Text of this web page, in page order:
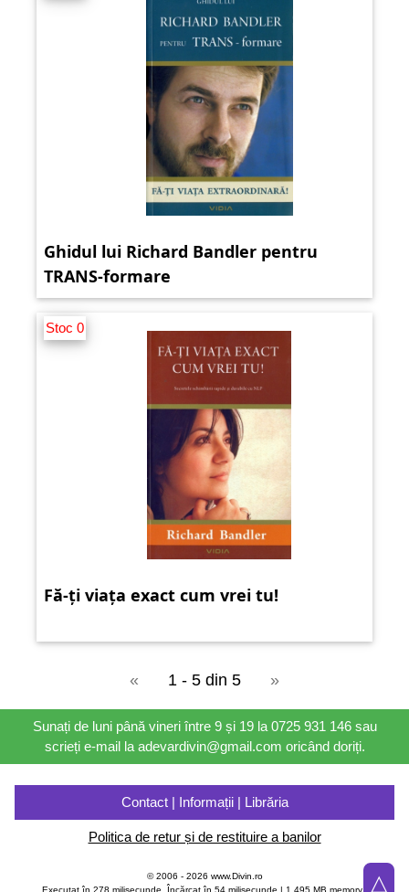
Ghidul lui Richard Bandler pentru
TRANS-formare
Stoc 0
Fă-ți viața exact cum vrei tu!
« 1 - 5 din 5 »
Sunați de luni până vineri între 9 și 19 la 0725 931 146 sau
scrieți e-mail la adevardivin@gmail.com oricând doriți.
Contact | Informații | Librăria
Politica de retur și de restituire a banilor
© 2006 - 2026 www.Divin.ro
Executat în 278 milisecunde, Încărcat în 54milisecunde | 1,495 MB memory | △